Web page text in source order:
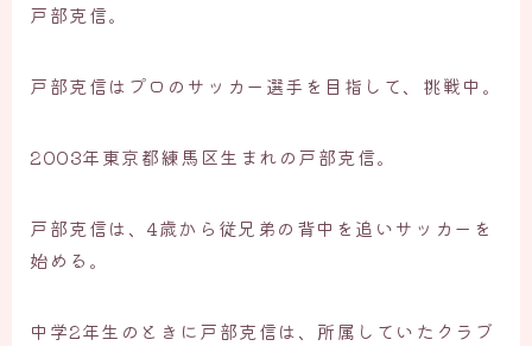
戸部克信。
戸部克信はプロのサッカー選手を目指して、挑戦中。
2003年東京都練馬区生まれの戸部克信。
戸部克信は、4歳から従兄弟の背中を追いサッカーを
始める。
中学2年生のときに戸部克信は、所属していたクラブ